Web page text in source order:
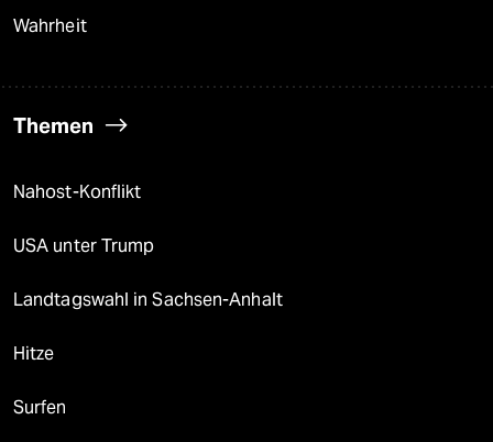
Wahrheit
Themen
Nahost-Konflikt
USA unter Trump
Landtagswahl in Sachsen-Anhalt
Hitze
Surfen